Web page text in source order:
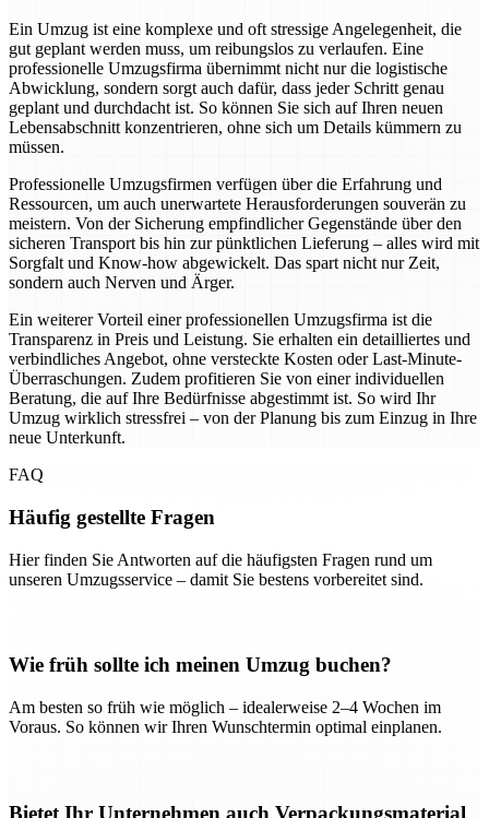
Ein Umzug ist eine komplexe und oft stressige Angelegenheit, die
gut geplant werden muss, um reibungslos zu verlaufen. Eine
professionelle Umzugsfirma übernimmt nicht nur die logistische
Abwicklung, sondern sorgt auch dafür, dass jeder Schritt genau
geplant und durchdacht ist. So können Sie sich auf Ihren neuen
Lebensabschnitt konzentrieren, ohne sich um Details kümmern zu
müssen.
Professionelle Umzugsfirmen verfügen über die Erfahrung und
Ressourcen, um auch unerwartete Herausforderungen souverän zu
meistern. Von der Sicherung empfindlicher Gegenstände über den
sicheren Transport bis hin zur pünktlichen Lieferung – alles wird mit
Sorgfalt und Know-how abgewickelt. Das spart nicht nur Zeit,
sondern auch Nerven und Ärger.
Ein weiterer Vorteil einer professionellen Umzugsfirma ist die
Transparenz in Preis und Leistung. Sie erhalten ein detailliertes und
verbindliches Angebot, ohne versteckte Kosten oder Last-Minute-
Überraschungen. Zudem profitieren Sie von einer individuellen
Beratung, die auf Ihre Bedürfnisse abgestimmt ist. So wird Ihr
Umzug wirklich stressfrei – von der Planung bis zum Einzug in Ihre
neue Unterkunft.
FAQ
Häufig gestellte Fragen
Hier finden Sie Antworten auf die häufigsten Fragen rund um
unseren Umzugsservice – damit Sie bestens vorbereitet sind.
Wie früh sollte ich meinen Umzug buchen?
Am besten so früh wie möglich – idealerweise 2–4 Wochen im
Voraus. So können wir Ihren Wunschtermin optimal einplanen.
Bietet Ihr Unternehmen auch Verpackungsmaterial